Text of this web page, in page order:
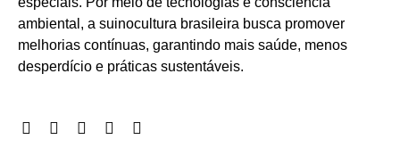
ambiental, a suinocultura brasileira busca promover
melhorias contínuas, garantindo mais saúde, menos
desperdício e práticas sustentáveis.